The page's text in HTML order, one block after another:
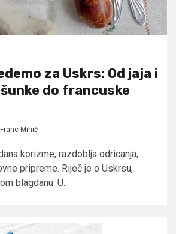
za Uskrs: Od jaja i
do francuske
Franc Mihić
korizme, razdoblja odricanja,
pripreme. Riječ je o Uskrsu,
blagdanu. U...